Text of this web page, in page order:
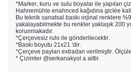
*Marker, kuru ve sulu boyalar ile yapılan
Hahnemühle enahnced kağıdına giclée
Bu teknik sanatsal baskı orjinal renklere
yakalayabilmekte bu renkler yaklaşık 200
korunmakadır.
*Çerçevesiz rulo ile gönderilecektir.
*Baskı boyutu 21x21 'dir.
*Çerçeve payları extradan verilmiştir.
* Çizimler @serkanakyol a aittir.